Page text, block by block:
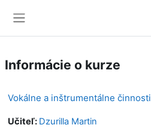
Informácie o kurze
Vokálne a inštrumentálne činnosti
Učiteľ: Dzurilla Martin